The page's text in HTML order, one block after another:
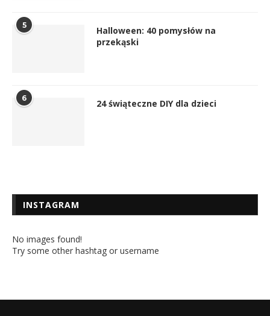
5
Halloween: 40 pomysłów na
przekąski
6 24 świąteczne DIY dla dzieci
INSTAGRAM
No images found!
Try some other hashtag or username